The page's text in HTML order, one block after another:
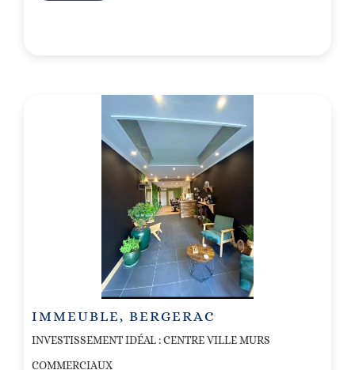
IMMEUBLE, BERGERAC
INVESTISSEMENT IDÉAL : CENTRE VILLE MURS
COMMERCIAUX